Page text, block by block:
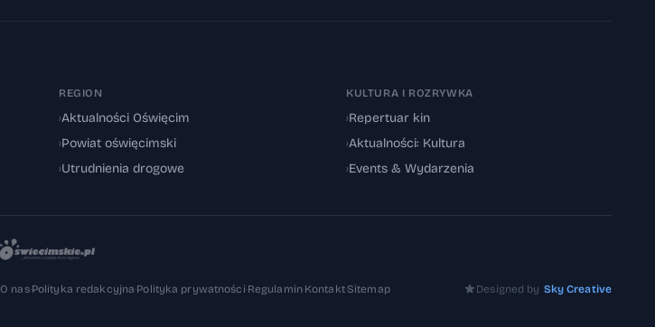
REGION
›Aktualności Oświęcim
›Powiat oświęcimski
›Utrudnienia drogowe
KULTURA I ROZRYWKA
›Repertuar kin
›Aktualności: Kultura
›Events & Wydarzenia
O nas·Polityka redakcyjna·Polityka prywatności·Regulamin·Kontakt·Sitemap Designed by Sky Creative